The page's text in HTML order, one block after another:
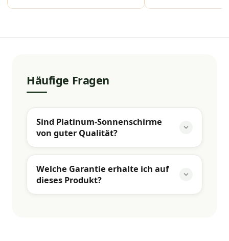
Häufige Fragen
Sind Platinum-Sonnenschirme
von guter Qualität?
Welche Garantie erhalte ich auf
dieses Produkt?